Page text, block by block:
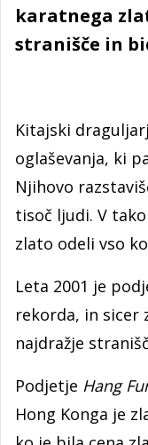
karatnega
stranišče in
Kitajski
oglaševanja, ki
Njihovo
tisoč ljudi. V
zlato odeli vso
Leta 2001 je
rekorda, in sicer
najdražje
Podjetje Hang
Hong Konga je